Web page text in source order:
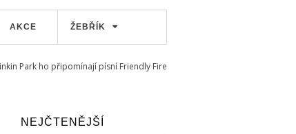
AKCE ŽEBŘÍK
Park ho připomínají písní Friendly Fire
NEJČTENĚJŠÍ